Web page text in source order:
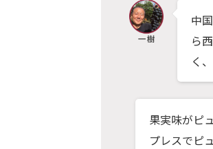
中
ら
く
果実味がピ
プレスでピ